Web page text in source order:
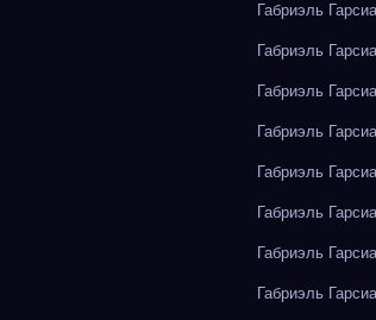
Габриэль
Габриэль
Габриэль
Габриэль
Габриэль
Габриэль
Габриэль
Габриэль